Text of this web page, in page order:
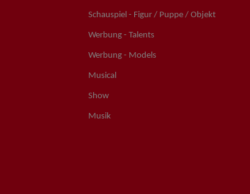
Schauspiel - Figur / Puppe / Objekt
Werbung - Talents
Werbung - Models
Musical
Show
Musik